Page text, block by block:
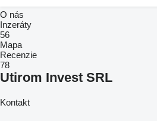
O nás
Inzeráty
56
Mapa
Recenzie
78
Utirom Invest SRL
Kontakt